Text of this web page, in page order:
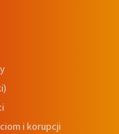
i korupcji